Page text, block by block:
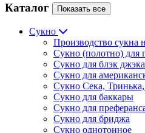
Каталог Показать все
Сукно
Производство сукна
Сукно (полотно) для
Сукно для блэк джэка
Сукно для
Сукно Сека,
Сукно для баккары
Сукно для
Сукно для бриджа
Сукно однотонное